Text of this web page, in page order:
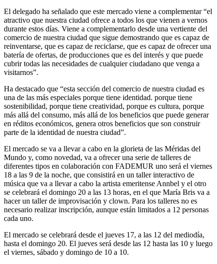
El delegado ha señalado que este mercado viene a complementar “el
atractivo que nuestra ciudad ofrece a todos los que vienen a vernos
durante estos días. Viene a complementarlo desde una vertiente del
comercio de nuestra ciudad que sigue demostrando que es capaz de
reinventarse, que es capaz de reciclarse, que es capaz de ofrecer una
batería de ofertas, de producciones que es del interés y que puede
cubrir todas las necesidades de cualquier ciudadano que venga a
visitarnos”.
Ha destacado que “esta sección del comercio de nuestra ciudad es
una de las más especiales porque tiene identidad. porque tiene
sostenibilidad, porque tiene creatividad, porque es cultura, porque
más allá del consumo, más allá de los beneficios que puede generar
en réditos económicos, genera otros beneficios que son construir
parte de la identidad de nuestra ciudad”.
El mercado se va a llevar a cabo en la glorieta de las Méridas del
Mundo y, como novedad, va a ofrecer una serie de talleres de
diferentes tipos en colaboración con FADEMUR uno será el viernes
18 a las 9 de la noche, que consistirá en un taller interactivo de
música que va a llevar a cabo la artista emeritense Annbel y el otro
se celebrará el domingo 20 a las 13 horas, en el que María Bris va a
hacer un taller de improvisación y clown. Para los talleres no es
necesario realizar inscripción, aunque están limitados a 12 personas
cada uno.
El mercado se celebrará desde el jueves 17, a las 12 del mediodía,
hasta el domingo 20. El jueves será desde las 12 hasta las 10 y luego
el viernes, sábado y domingo de 10 a 10.